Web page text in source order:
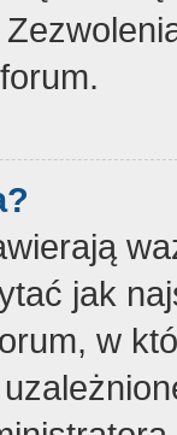
jak
w